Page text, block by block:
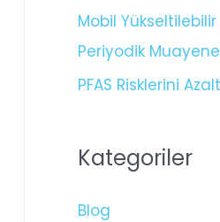
Mobil
Periyodik Muayene
PFAS Risklerini
Kategoriler
Blog